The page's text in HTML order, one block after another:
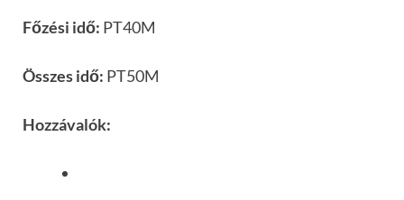
Főzési idő: PT40M
Összes idő: PT50M
Hozzávalók: